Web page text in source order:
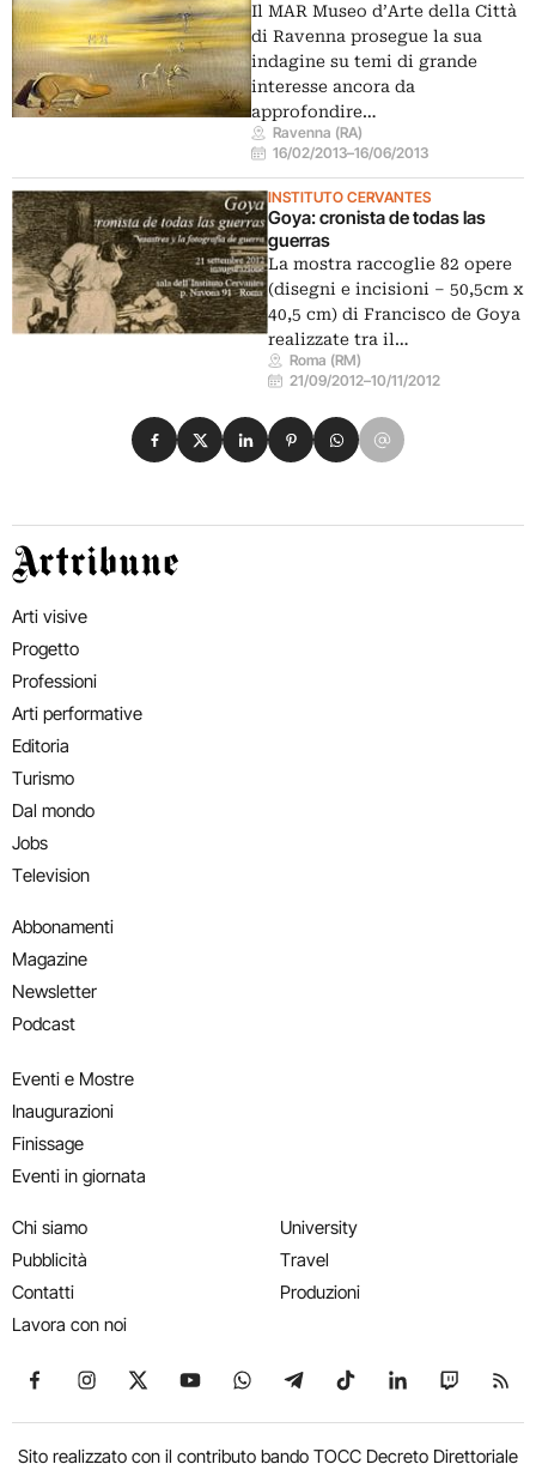
Il MAR Museo d’Arte della Città
di Ravenna prosegue la sua
indagine su temi di grande
interesse ancora da
approfondire…
Ravenna (RA)
16/02/2013–16/06/2013
INSTITUTO CERVANTES
Goya: cronista de todas las
guerras
La mostra raccoglie 82 opere
(disegni e incisioni – 50,5cm x
40,5 cm) di Francisco de Goya
realizzate tra il…
Roma (RM)
21/09/2012–10/11/2012
Condividi su Facebook
Condividi su X
Condividi su LinkedIn
Condividi su Pinterest
Condividi su WhatsApp
Condividi su Email
Artribune
Arti visive
Progetto
Professioni
Arti performative
Editoria
Turismo
Dal mondo
Jobs
Television
Abbonamenti
Magazine
Newsletter
Podcast
Eventi e Mostre
Inaugurazioni
Finissage
Eventi in giornata
Chi siamo
Pubblicità
Contatti
Lavora con noi
University
Travel
Produzioni
Seguici su Facebook
Seguici su Instagram
Seguici su X
Seguici su YouTube
Seguici su WhatsApp
Seguici su Telegram
Seguici su TikTok
Seguici su
Seguici
Sito realizzato con il contributo bando TOCC Decreto Direttoriale